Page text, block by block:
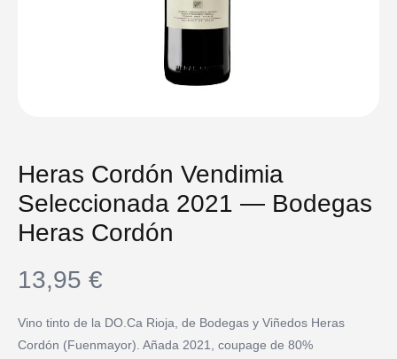
Heras Cordón Vendimia
Seleccionada 2021 — Bodegas
Heras Cordón
13,95 €
Vino tinto de la DO.Ca Rioja, de Bodegas y Viñedos Heras
Cordón (Fuenmayor). Añada 2021, coupage de 80%